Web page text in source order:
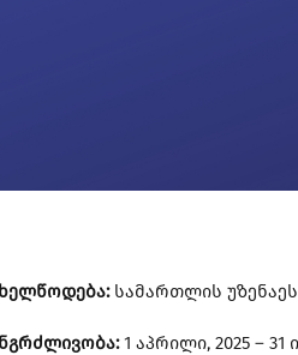
სამართლის
1 აპრილი, 2025 – 31